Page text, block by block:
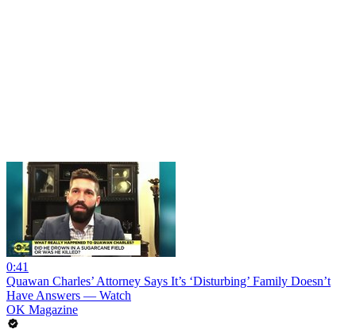
0:41
Quawan Charles’ Attorney Says It’s ‘Disturbing’ Family Doesn’t
Have Answers — Watch
OK Magazine